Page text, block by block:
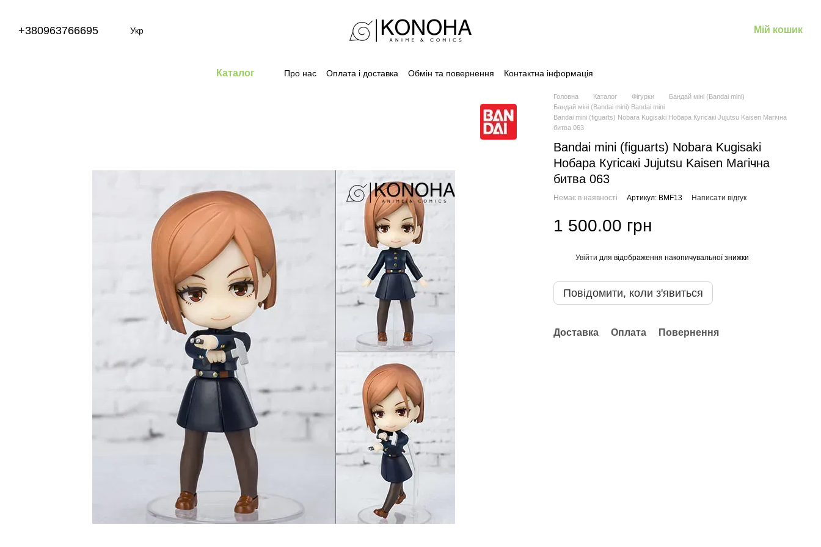
+380963766695 Укр Мій кошик
Каталог Про нас Оплата і доставка Обмін та повернення Контактна інформація
Головна Каталог Фігурки
Бандай міні (Bandai mini)
Бандай міні (Bandai mini) Bandai mini
Bandai mini (figuarts) Nobara Kugisaki Нобара Кугісакі Jujutsu Kaisen Магічна
битва 063
Bandai mini (figuarts) Nobara Kugisaki
Нобара Кугісакі Jujutsu Kaisen Магічна
битва 063
Немає в наявності Артикул: BMF13 Написати відгук
1 500.00 грн
Увійти для відображення накопичувальної знижки
Повідомити, коли з'явиться
Доставка Оплата Повернення